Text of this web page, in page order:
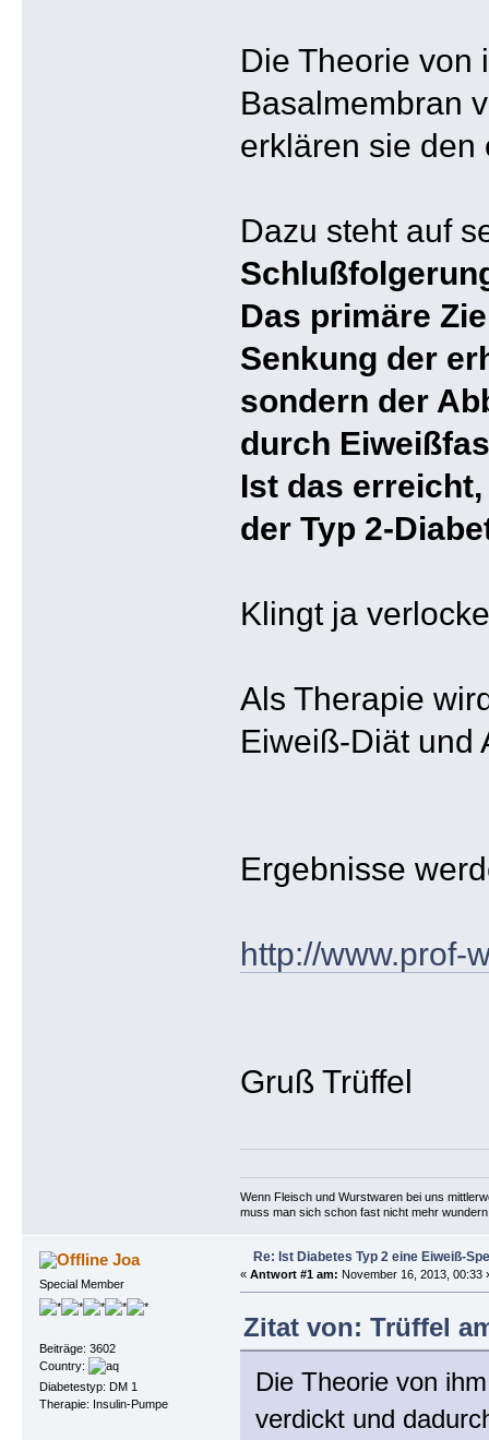
Die Theorie von
Basalmembran
erklären sie den
Dazu steht auf
Das primäre
Senkung der
sondern der
durch
Ist das
der Typ 2-
Klingt ja
Als Therapie
Eiweiß-Diät und
Ergebnisse
http://www.prof-
Gruß Trüffel
Wenn Fleisch und Wurstwaren bei uns
muss man sich schon fast nicht mehr
Joa
Special Member
Beiträge: 3602
Country:
Diabetestyp: DM 1
Therapie: Insulin-Pumpe
Re: Ist Diabetes Typ 2 eine Eiweiß-
« Antwort #1 am: November 16, 2013, 00:33
Zitat von: Trüffel
Die Theorie von
verdickt und